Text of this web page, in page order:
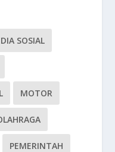
SOSIAL
MOTOR
PEMERINTAH